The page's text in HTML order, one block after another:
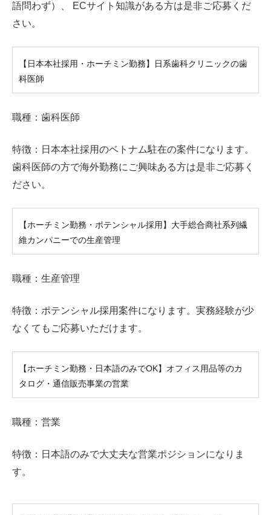
語問わず）、 ECサイト知識がある方は是非ご応募くだ
さい。
【日本本社採用・ホーチミン勤務】日系歯科クリニックの歯
科医師
職種：歯科医師
特徴：日本本社採用のベトナム駐在の案件になります。
歯科医師の方で海外勤務にご興味ある方は是非ご応募く
ださい。
【ホーチミン勤務・ポテンシャル採用】大手総合商社系列繊
維カンパニーでの生産管理
職種：生産管理
特徴：ポテンシャル採用案件になります。実務経験が少
なくてもご応募いただけます。
【ホーチミン勤務・日本語のみでOK】オフィス用品等のカ
タログ・通信販売事業の営業
職種：営業
特徴：日本語のみで大丈夫な営業ポジションになりま
す。